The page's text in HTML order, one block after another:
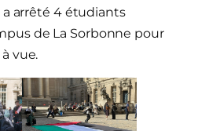
a arrêté 4 étudiants
de La Sorbonne pour
vue.